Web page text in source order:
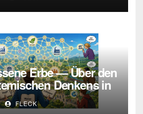
Erbe — Über den
Denkens in
FLECK